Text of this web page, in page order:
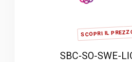
SCOPRI IL
SBC-SO-SWE-